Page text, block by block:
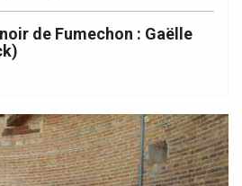
de Fumechon : Gaëlle